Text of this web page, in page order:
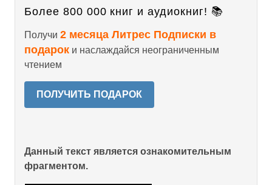
Более 800 000 книг и аудиокниг! 📚
Получи 2 месяца Литрес Подписки в
подарок и наслаждайся неограниченным
чтением
ПОЛУЧИТЬ ПОДАРОК
Данный текст является ознакомительным
фрагментом.